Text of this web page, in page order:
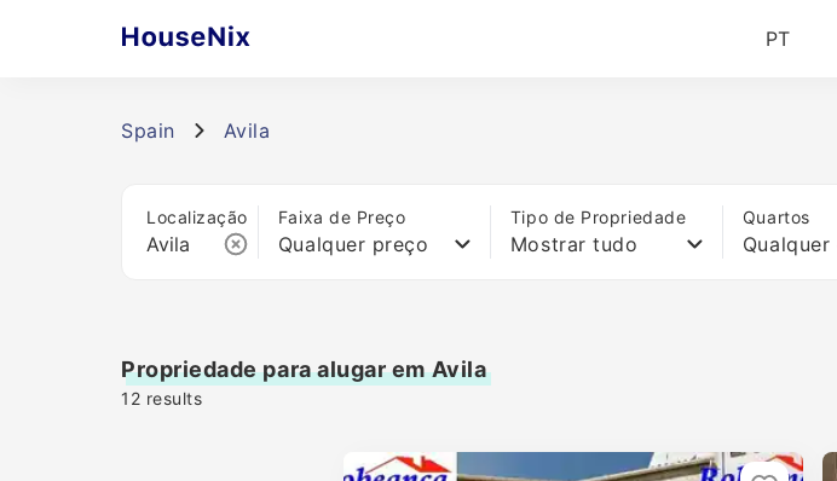
PT
Spain Avila
Localização Faixa de Preço
Qualquer preço
Tipo de Propriedade
Mostrar tudo
Quartos
Propriedade para alugar em Avila
12 results